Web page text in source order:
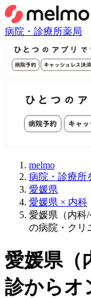
病院・診療所薬局
melmo
病院・診療所
愛媛県
愛媛県 × 内科
愛媛県（内科/
の病院・クリ
愛媛県（
診からオ